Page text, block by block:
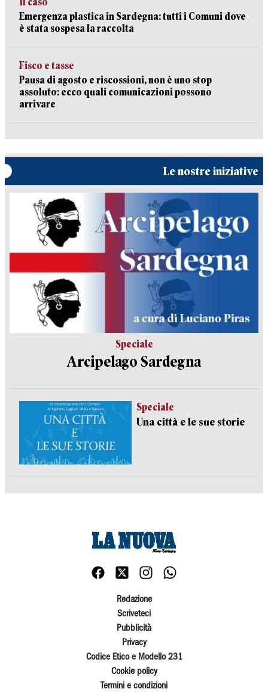
Emergenza plastica in Sardegna: tutti i Comuni dove
è stata sospesa la raccolta
Fisco e tasse
Pausa di agosto e riscossioni, non è uno stop
assoluto: ecco quali comunicazioni possono
arrivare
Le nostre iniziative
Speciale
Arcipelago Sardegna
Speciale
Una città e le sue storie
Redazione
Scriveteci
Pubblicità
Privacy
Codice Etico e Modello 231
Cookie policy
Termini e condizioni